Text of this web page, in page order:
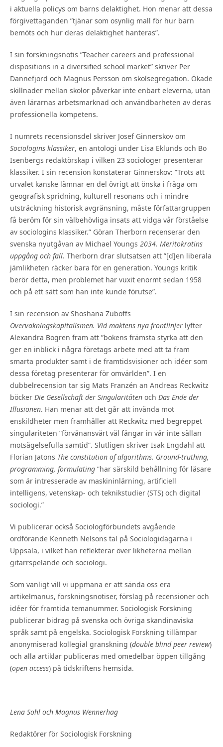
i aktuella policys om barns delaktighet. Hon menar att dessa
förgivettaganden ”tjänar som osynlig mall för hur barn
bemöts och hur deras delaktighet hanteras”.
I sin forskningsnotis ”Teacher careers and professional
dispositions in a diversified school market” skriver Per
Dannefjord och Magnus Persson om skolsegregation. Ökade
skillnader mellan skolor påverkar inte enbart eleverna, utan
även lärarnas arbetsmarknad och användbarheten av deras
professionella kompetens.
I numrets recensionsdel skriver Josef Ginnerskov om
Sociologins klassiker, en antologi under Lisa Eklunds och Bo
Isenbergs redaktörskap i vilken 23 sociologer presenterar
klassiker. I sin recension konstaterar Ginnerskov: ”Trots att
urvalet kanske lämnar en del övrigt att önska i fråga om
geografisk spridning, kulturell resonans och i mindre
utsträckning historisk avgränsning, måste författargruppen
få beröm för sin välbehövliga insats att vidga vår förståelse
av sociologins klassiker.” Göran Therborn recenserar den
svenska nyutgåvan av Michael Youngs 2034. Meritokratins
uppgång och fall. Therborn drar slutsatsen att ”[d]en liberala
jämlikheten räcker bara för en generation. Youngs kritik
berör detta, men problemet har vuxit enormt sedan 1958
och på ett sätt som han inte kunde förutse”.
I sin recension av Shoshana Zuboffs
Övervakningskapitalismen. Vid maktens nya frontlinjerlyfter
Alexandra Bogren fram att ”bokens främsta styrka att den
ger en inblick i några företags arbete med att ta fram
smarta produkter samt i de framtidsvisioner och idéer som
dessa företag presenterar för omvärlden”. I en
dubbelrecension tar sig Mats Franzén an Andreas Reckwitz
böcker Die Gesellschaft der Singularitätenoch Das Ende der
Illusionen. Han menar att det går att invända mot
enskildheter men framhåller att Reckwitz med begreppet
singulariteten ”förvånansvärt väl fångar in vår inte sällan
motsägelsefulla samtid”. Slutligen skriver Isak Engdahl att
Florian Jatons The constitution of algorithms. Ground-truthing,
programming, formulating”har särskild behållning för läsare
som är intresserade av maskininlärning, artificiell
intelligens, vetenskap- och teknikstudier (STS) och digital
sociologi.”
Vi publicerar också Sociologförbundets avgående
ordförande Kenneth Nelsons tal på Sociologidagarna i
Uppsala, i vilket han reflekterar över likheterna mellan
gitarrspelande och sociologi.
Som vanligt vill vi uppmana er att sända oss era
artikelmanus, forskningsnotiser, förslag på recensioner och
idéer för framtida temanummer. Sociologisk Forskning
publicerar bidrag på svenska och övriga skandinaviska
språk samt på engelska. Sociologisk Forsk­ning tillämpar
anonymiserad kollegial granskning (double blind peer review)
och alla artiklar publiceras med omedelbar öppen tillgång
(open access) på tidskriftens hemsida.
Lena Sohl och Magnus Wennerhag
Redaktörer för Sociologisk Forskning